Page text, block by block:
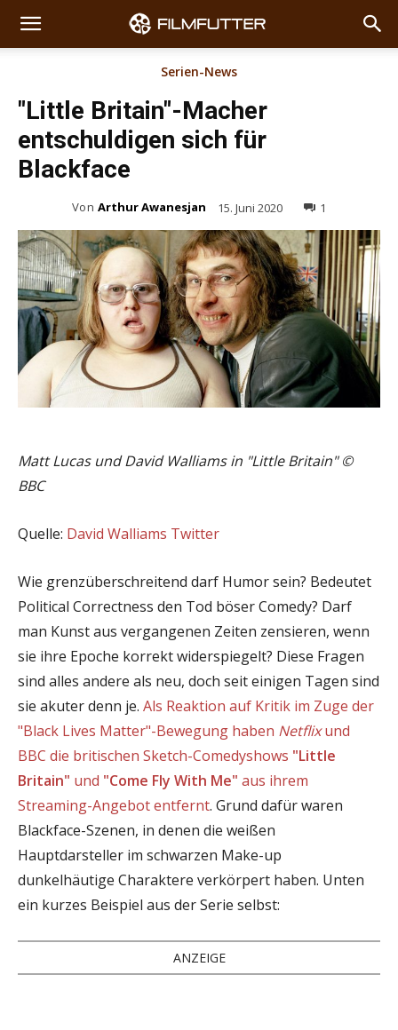
Serien-News
"Little Britain"-Macher
entschuldigen sich für
Blackface
Von Arthur Awanesjan 15. Juni 2020 1
Matt Lucas und David Walliams in "Little Britain" ©
BBC
Quelle: David Walliams Twitter
Wie grenzüberschreitend darf Humor sein? Bedeutet
Political Correctness den Tod böser Comedy? Darf
man Kunst aus vergangenen Zeiten zensieren, wenn
sie ihre Epoche korrekt widerspiegelt? Diese Fragen
sind alles andere als neu, doch seit einigen Tagen sind
sie akuter denn je. Als Reaktion auf Kritik im Zuge der
"Black Lives Matter"-Bewegung haben Netflixund
BBC die britischen Sketch-Comedyshows "Little
Britain" und "Come Fly With Me" aus ihrem
Streaming-Angebot entfernt. Grund dafür waren
Blackface-Szenen, in denen die weißen
Hauptdarsteller im schwarzen Make-up
dunkelhäutige Charaktere verkörpert haben. Unten
ein kurzes Beispiel aus der Serie selbst:
ANZEIGE